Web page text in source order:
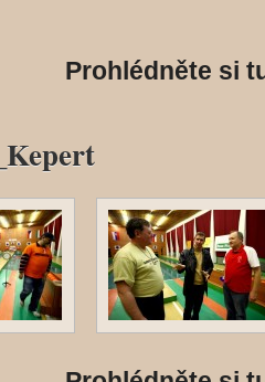
Prohlédněte si